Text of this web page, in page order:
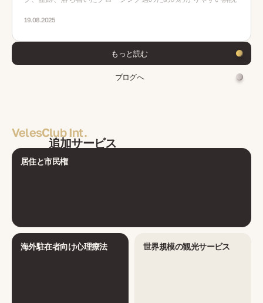
19.08.2025
もっと読む
ブログへ
VelesClub Int.
追加サービス
居住と市民権
海外駐在者向け心理療法 世界規模の観光サービス